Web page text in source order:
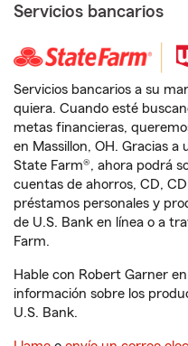
Servicios bancarios
Servicios bancarios a su
quiera. Cuando esté
metas financieras,
en Massillon, OH. Gracias a
State Farm®, ahora podrá
cuentas de ahorros, CD,
préstamos personales y
de U.S. Bank en línea o a
Farm.
Hable con Robert Garner
información sobre los
U.S. Bank.